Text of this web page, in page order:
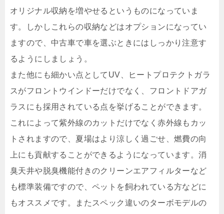
オリジナル収納を増やせるというものになっていま
す。しかしこれらの収納などはオプションになってい
ますので、中古車で車を選ぶときにはしっかり注意す
るようにしましょう。
また他にも細かい点としてUV、ヒートプロテクトガラ
スがフロントウインドーだけでなく、フロントドアガ
ラスにも採用されている点を挙げることができます。
これによって紫外線のカットだけでなく赤外線もカッ
トされますので、夏場はより涼しく過ごせ、燃費の向
上にも貢献することができるようになっています。消
臭天井や脱臭機能付きのクリーンエアフィルターなど
も標準装備ですので、ペットを飼われている方などに
もオススメです。またスペック違いのターボモデルの